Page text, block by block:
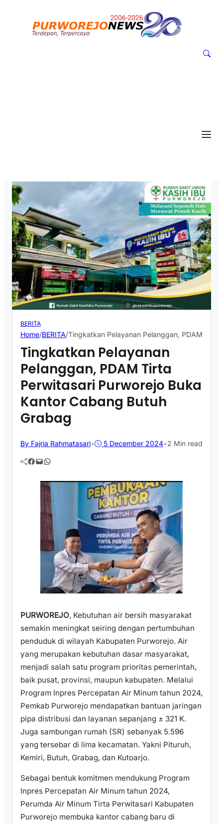
BERITA
Home/BERITA/Tingkatkan Pelayanan Pelanggan, PDAM
Tingkatkan Pelayanan
Pelanggan, PDAM Tirta
Perwitasari Purworejo Buka
Kantor Cabang Butuh
Grabag
By Fajria Rahmatasari• 5 December 2024•2 Min read
Facebook Mail WhatsApp
PURWOREJO, Kebutuhan air bersih masyarakat
semakin meningkat seiring dengan pertumbuhan
penduduk di wilayah Kabupaten Purworejo. Air
yang merupakan kebutuhan dasar masyarakat,
menjadi salah satu program prioritas pemerintah,
baik pusat, provinsi, maupun kabupaten. Melalui
Program Inpres Percepatan Air Minum tahun 2024,
Pemkab Purworejo mendapatkan bantuan jaringan
pipa distribusi dan layanan sepanjang ± 321 K.
Juga sambungan rumah (SR) sebanyak 5.596
yang tersebar di lima kecamatan. Yakni Pituruh,
Kemiri, Butuh, Grabag, dan Kutoarjo.
Sebagai bentuk komitmen mendukung Program
Inpres Percepatan Air Minum tahun 2024,
Perumda Air Minum Tirta Perwitasari Kabupaten
Purworejo membuka kantor cabang baru di